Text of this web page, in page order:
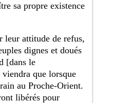
sa propre existence
leur attitude de refus,
dignes et doués
[dans le
que lorsque
au Proche-Orient.
libérés pour